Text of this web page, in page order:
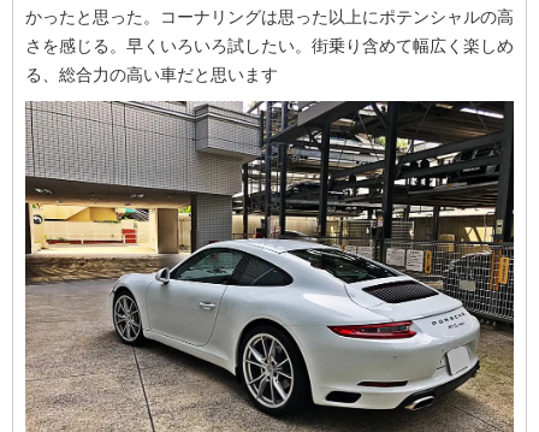
かったと思った。コーナリングは思った以上にポテンシャルの高
さを感じる。早くいろいろ試したい。街乗り含めて幅広く楽しめ
る、総合力の高い車だと思います